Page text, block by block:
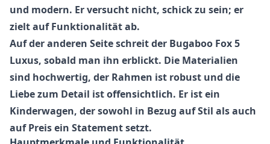
und modern. Er versucht nicht, schick zu sein; er
zielt auf Funktionalität ab.
Auf der anderen Seite schreit der Bugaboo Fox 5
Luxus, sobald man ihn erblickt. Die Materialien
sind hochwertig, der Rahmen ist robust und die
Liebe zum Detail ist offensichtlich. Er ist ein
Kinderwagen, der sowohl in Bezug auf Stil als auch
auf Preis ein Statement setzt.